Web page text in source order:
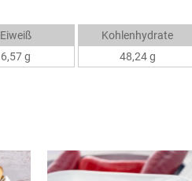
Eiweiß
6,57 g
Kohlenhydrate
48,24 g